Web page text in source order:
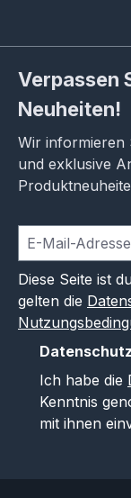
Verpassen
Neuheiten!
Wir informieren
und exklusive
Diese Seite ist
gelten die
Datenschutz
Ich habe die
Kenntnis
mit ihnen